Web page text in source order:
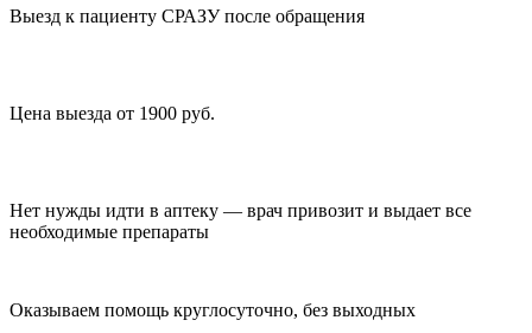
Выезд к пациенту СРАЗУ после обращения
Цена выезда от 1900 руб.
Нет нужды идти в аптеку — врач привозит и выдает все
необходимые препараты
Оказываем помощь круглосуточно, без выходных